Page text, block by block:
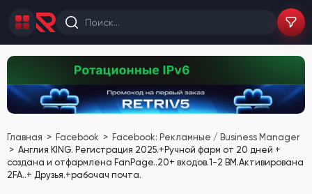
Главная Facebook
Facebook: Рекламные / Business Manager
Англия KING. Регистрация 2025.+Ручной фарм от 20 дней +
создана и отфармлена FanPage..20+ входов.1-2 BM.Активирована
2FA..+ Друзья.+рабочач почта.